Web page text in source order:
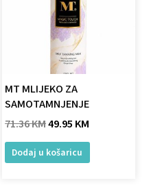
MT MLIJEKO ZA
SAMOTAMNJENJE
71.36KM49.95 KM
Dodaj u košaricu